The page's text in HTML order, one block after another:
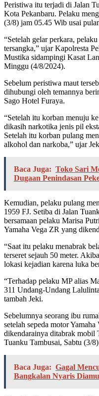
Peristiwa itu terjadi di Jalan
Kota Pekanbaru. Pelaku
(3/8) jam 05.45 Wib usai
“Setelah gelar perkara,
tersangka,” ujar Kapolresta
Mustika sidampingi Kasat
Minggu (4/8/2024).
Sebelum peristiwa maut
dihubungi oleh temannya
Sago Hotel Furaya.
“Setelah itu korban menuju
dikasih narkotika jenis pil
Setelah itu korban pulang
alkohol dan narkoba,” ujar
Baca Juga: Toko Sari
Dugaan Penindasan
Kemudian, pelaku pulang
1959 FJ. Setiba di Jalan
bersamaan pelaku Marisa
Yamaha Vega ZR yang
“Saat itu pelaku menabrak
terseret sejauh 50 meter.
lokasi kejadian karena luka
“Terhadap pelaku MP alias
311 Undang-Undang
tambah Jeki.
Sebelumnya seorang ibu
setelah sepeda motor
dikendarainya ditabrak mobil
Tuanku Tambusai, Sabtu (3/
Baca Juga: Gagal
Bangkalan Nyaris